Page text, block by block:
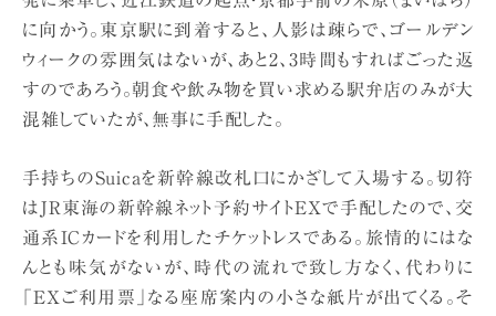
に向かう。東京駅に到着すると、人影は疎らで、ゴールデン
ウィークの雰囲気はないが、あと2、3時間もすればごった返
すのであろう。朝食や飲み物を買い求める駅弁店のみが大
混雑していたが、無事に手配した。
手持ちのSuicaを新幹線改札口にかざして入場する。切符
はJR東海の新幹線ネット予約サイトEXで手配したので、交
通系ICカードを利用したチケットレスである。旅情的にはな
んとも味気がないが、時代の流れで致し方なく、代わりに
「EXご利用票」なる座席案内の小さな紙片が出てくる。そ